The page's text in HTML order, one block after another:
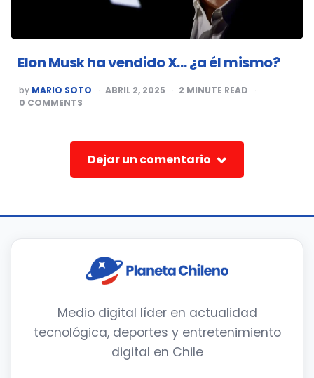
Elon Musk ha vendido X… ¿a él mismo?
POSTED
BY
by MARIO SOTO ABRIL 2, 2025 2 MINUTE READ
0 COMMENTS
Dejar un comentario
Medio digital líder en actualidad
tecnológica, deportes y entretenimiento
digital en Chile